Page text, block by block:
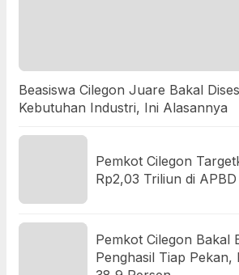
Beasiswa Cilegon Juare Bakal
Kebutuhan Industri, Ini Alasannya
Pemkot Cilegon
Rp2,03 Triliun di
Pemkot Cilegon Bakal
Penghasil Tiap Pekan,